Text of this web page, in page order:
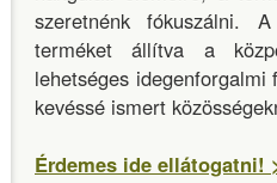
szeretnénk fókuszálni.
terméket állítva a
lehetséges idegenforgalmi
kevéssé ismert
Érdemes ide ellátogatni!